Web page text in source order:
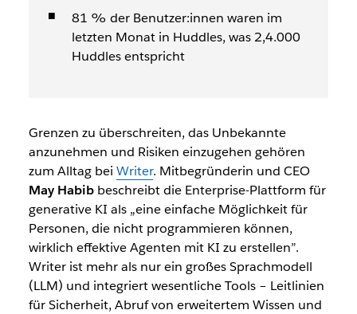
81 % der Benutzer:innen waren im
letzten Monat in Huddles, was 2,4.000
Huddles entspricht
Grenzen zu überschreiten, das Unbekannte
anzunehmen und Risiken einzugehen gehören
zum Alltag bei Writer. Mitbegründerin und CEO
May Habibbeschreibt die Enterprise-Plattform für
generative KI als „eine einfache Möglichkeit für
Personen, die nicht programmieren können,
wirklich effektive Agenten mit KI zu erstellen”.
Writer ist mehr als nur ein großes Sprachmodell
(LLM) und integriert wesentliche Tools – Leitlinien
für Sicherheit, Abruf von erweitertem Wissen und